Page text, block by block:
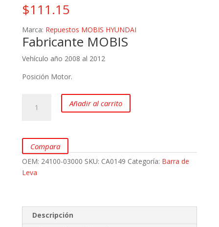
$111.15
Marca: Repuestos MOBIS HYUNDAI
Fabricante MOBIS
Vehículo año 2008 al 2012
Posición Motor.
HYUNDAI
i10
1.2
16
cantidad
Añadir al carrito
Compara
OEM: 24100-03000 SKU: CA0149 Categoría: Barra de
Leva
Descripción